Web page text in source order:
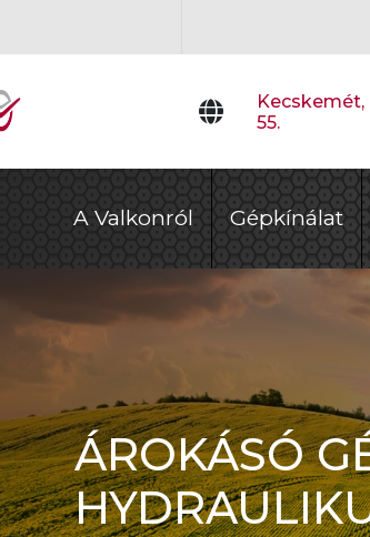
55.
A Valkonról Gépkínálat
ÁROKÁSÓ